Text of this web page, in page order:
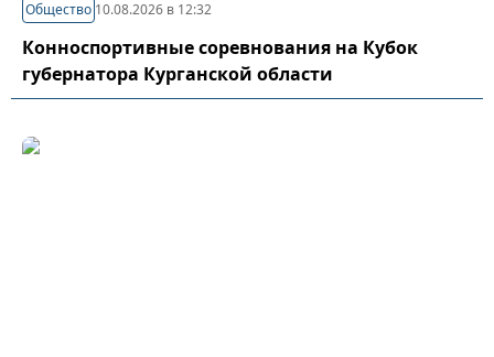
Общество 10.08.2026 в 12:32
Конноспортивные соревнования на Кубок
губернатора Курганской области